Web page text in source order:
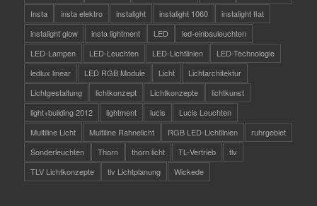
Insta
insta elektro instalight instalight 1060
instalight flat
instalight glow
insta lightment LED
led-einbauleuchten
LED-Lampen
LED-Leuchten LED-Lichtlinien
LED-Technologie
ledlux linear
LED RGB Module Licht
Lichtarchitektur
Lichtgestaltung
lichtkonzept Lichtkonzepte
lichtkunst
light+building 2012
lightment lucis
Lucis Leuchten
Multiline Licht
Multiline Rahnelicht RGB LED-Lichtlinien
ruhrgebiet
Sonderleuchten
Thorn thorn licht TL-Vertrieb
tlv
TLV Lichtkonzepte
tlv Lichtplanung Wickede